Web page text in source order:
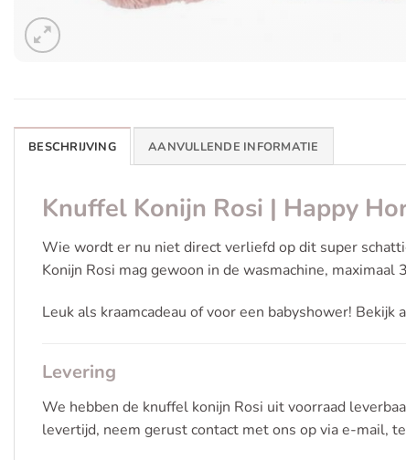
BESCHRIJVING AANVULLENDE INFORMATIE
Knuffel Konijn Rosi | Happy
Wie wordt er nu niet direct verliefd op dit super
Konijn Rosi mag gewoon in de wasmachine, maximaal
Leuk als kraamcadeau of voor een babyshower! Bekijk
Levering
We hebben de knuffel konijn Rosi uit voorraad
levertijd, neem gerust contact met ons op via e-mail,